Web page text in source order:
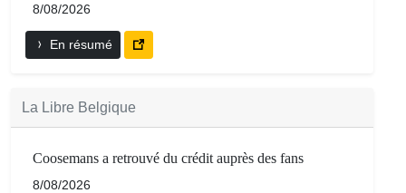
8/08/2026
En résumé
La Libre Belgique
Coosemans a retrouvé du crédit auprès des fans
8/08/2026